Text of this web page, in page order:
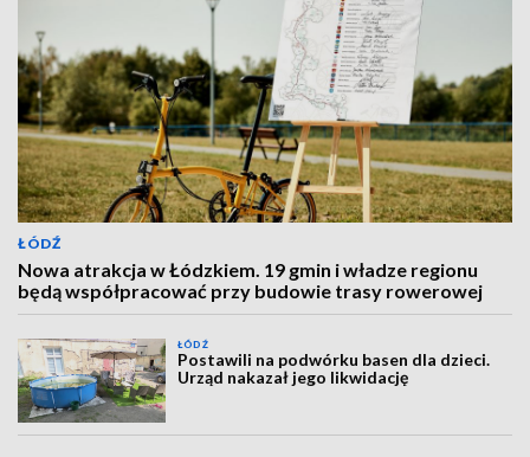
ŁÓDŹ
Nowa atrakcja w Łódzkiem. 19 gmin i władze regionu
będą współpracować przy budowie trasy rowerowej
ŁÓDŹ
Postawili na podwórku basen dla dzieci.
Urząd nakazał jego likwidację